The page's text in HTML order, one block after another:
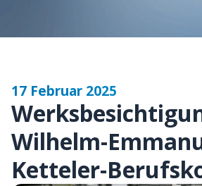
17 Februar 2025
Wilhelm-
Ketteler-